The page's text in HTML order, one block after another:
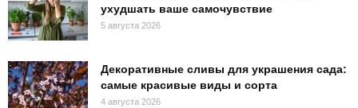
ухудшать ваше самочувствие
5 августа 2026
Декоративные сливы для украшения сада:
самые красивые виды и сорта
4 августа 2026